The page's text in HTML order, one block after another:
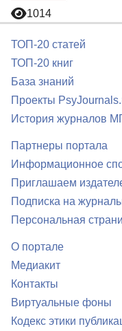
1014
ТОП-20 статей
ТОП-20 книг
База знаний
Проекты
История журналов
Партнеры портала
Информационное
Приглашаем
Подписка на
Персональная
О портале
Медиакит
Контакты
Виртуальные фоны
Кодекс этики